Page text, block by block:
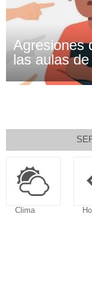
Agresiones
las aulas
Clima